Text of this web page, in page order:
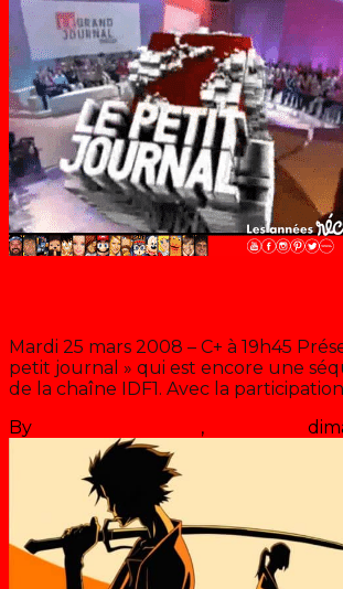
Mardi 25 mars 2008 – C+ à 19h45
petit journal » qui est encore une
de la chaîne IDF1. Avec la
By
,